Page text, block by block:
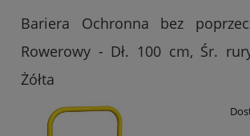
Bariera Ochronna bez
Rowerowy - Dł. 100 cm, Śr.
Żółta